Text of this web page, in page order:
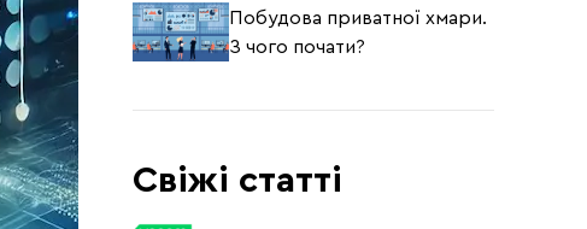
Побудова приватної хмари.
З чого почати?
Свіжі статті